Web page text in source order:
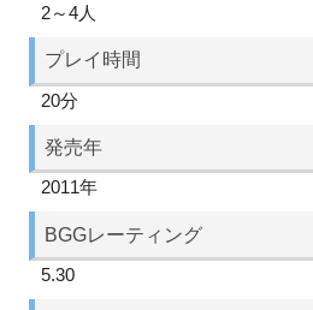
2～4人
プレイ時間
20分
発売年
2011年
BGGレーティング
5.30